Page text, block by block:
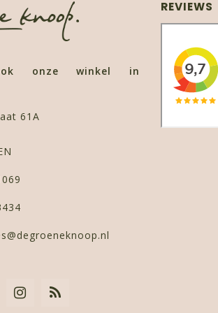
onze winkel in
61A
REVIEWS